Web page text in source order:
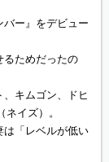
ー』をデビュー
るためだったの
キムゴン、ドヒ
イズ）。
は「レベルが低い